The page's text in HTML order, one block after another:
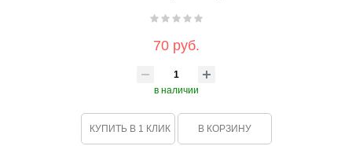
70 руб.
в наличии
КУПИТЬ В 1 КЛИК В КОРЗИНУ